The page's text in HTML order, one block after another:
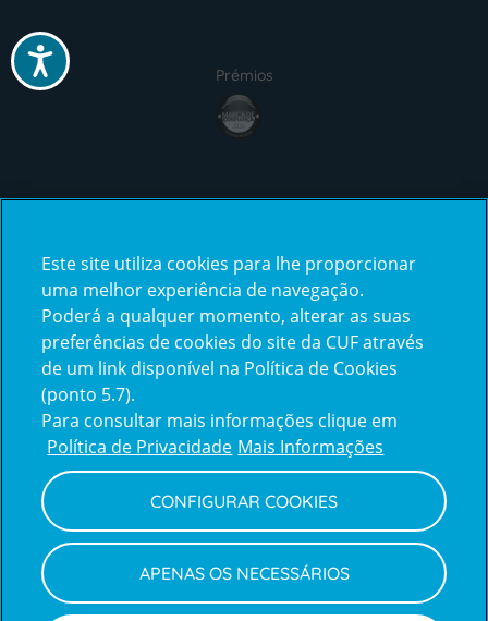
Acessibilidade
Prémios
award4
certification2certification3
Reclamações
e
elogios
Policy
Política de Privacidade e Cookies
Termos e Condições
Declaração de Acessibilidade
Canal de Denúncias
Informações legais
Este site utiliza cookies para lhe proporcionar
uma melhor experiência de navegação.
Poderá a qualquer momento, alterar as suas
preferências de cookies do site da CUF através
de um link disponível na Política de Cookies
(ponto 5.7).
Para consultar mais informações clique em
Política de Privacidade Mais Informações
CONFIGURAR COOKIES
APENAS OS NECESSÁRIOS